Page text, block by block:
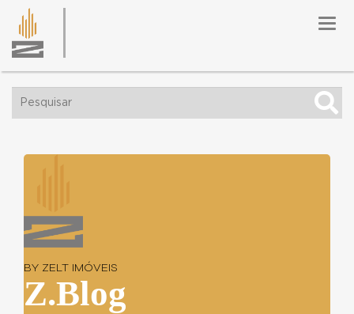
BY ZELT IMÓVEIS
Z.Blog